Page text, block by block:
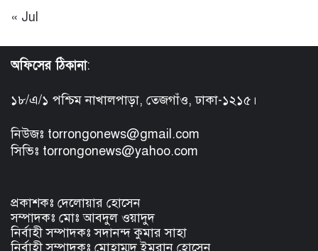
« Jul
অফিসের ঠিকানা:
১৮/এ/১ পশ্চিম নাখালপাড়া, তেজগাঁও, ঢাকা-১২১৫।
নিউজঃ torrongonews@gmail.com
সিভিঃ torrongonews@yahoo.com
প্রকাশকঃ দেলোয়ার হোসেন
সম্পাদকঃ মোঃ আবদুল ওয়াদুদ
নির্বাহী সম্পাদকঃ সদানন্দ কুমার সাহা
নির্বাহী সম্পাদকঃ মোহাম্মদ ইমরান হোসেন